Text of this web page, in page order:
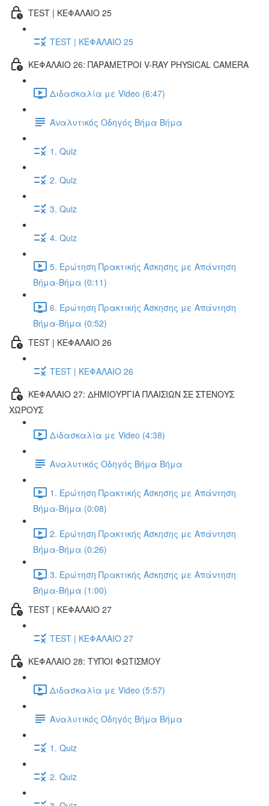
TEST | ΚΕΦΑΛΑΙΟ 25
TEST | ΚΕΦΑΛΑΙΟ 25
ΚΕΦΑΛΑΙΟ 26: ΠΑΡΑΜΕΤΡΟΙ V-RAY PHYSICAL CAMERA
Διδασκαλία με Video (6:47)
Αναλυτικός Οδηγός Βήμα Βήμα
1. Quiz
2. Quiz
3. Quiz
4. Quiz
5. Ερώτηση Πρακτικής Άσκησης με Απάντηση
Βήμα-Βήμα (0:11)
6. Ερώτηση Πρακτικής Άσκησης με Απάντηση
Βήμα-Βήμα (0:52)
TEST | ΚΕΦΑΛΑΙΟ 26
TEST | ΚΕΦΑΛΑΙΟ 26
ΚΕΦΑΛΑΙΟ 27: ΔΗΜΙΟΥΡΓΙΑ ΠΛΑΙΣΙΩΝ ΣΕ ΣΤΕΝΟΥΣ
ΧΩΡΟΥΣ
Διδασκαλία με Video (4:38)
Αναλυτικός Οδηγός Βήμα Βήμα
1. Ερώτηση Πρακτικής Άσκησης με Απάντηση
Βήμα-Βήμα (0:08)
2. Ερώτηση Πρακτικής Άσκησης με Απάντηση
Βήμα-Βήμα (0:26)
3. Ερώτηση Πρακτικής Άσκησης με Απάντηση
Βήμα-Βήμα (1:00)
TEST | ΚΕΦΑΛΑΙΟ 27
TEST | ΚΕΦΑΛΑΙΟ 27
ΚΕΦΑΛΑΙΟ 28: ΤΥΠΟΙ ΦΩΤΙΣΜΟΥ
Διδασκαλία με Video (5:57)
Αναλυτικός Οδηγός Βήμα Βήμα
1. Quiz
2. Quiz